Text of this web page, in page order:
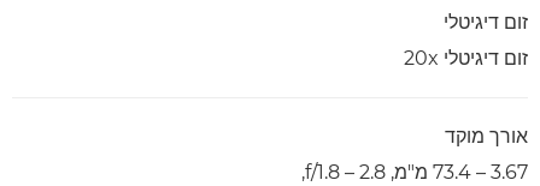
זום דיגיטלי
זום דיגיטלי 20x
אורך מוקד
3.67 – 73.4 מ"מ, f/1.8 – 2.8,